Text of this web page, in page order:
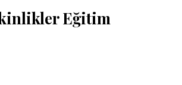
Eğitim